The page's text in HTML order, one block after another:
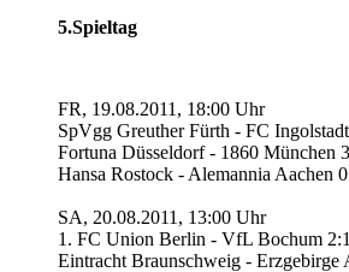
5.Spieltag
FR, 19.08.2011, 18:00 Uhr
SpVgg Greuther Fürth - FC
Fortuna Düsseldorf - 1860 München
Hansa Rostock - Alemannia Aachen
SA, 20.08.2011, 13:00 Uhr
1. FC Union Berlin - VfL Bochum
Eintracht Braunschweig - Erzgebirge